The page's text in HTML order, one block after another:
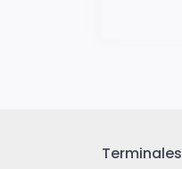
Terminales